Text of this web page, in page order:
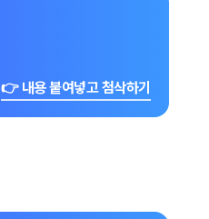
👉 내용 붙여넣고 첨삭하기